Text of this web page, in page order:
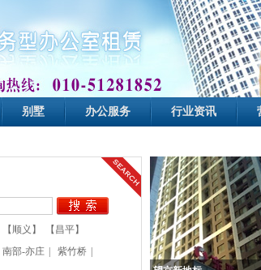
别墅 办公服务 行业资讯
【顺义】
【昌平】
南部-亦庄 紫竹桥